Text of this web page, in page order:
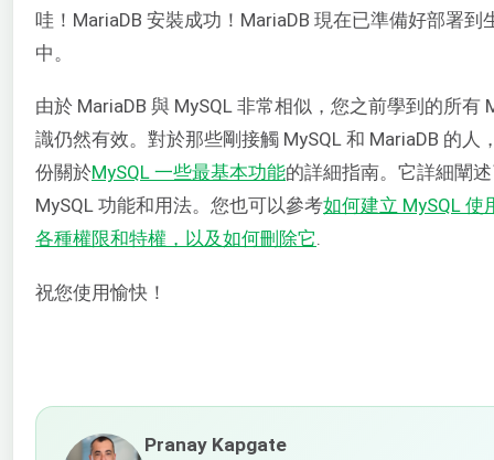
哇！MariaDB 安裝成功！MariaDB 現在已準備好部署到
中。
由於 MariaDB 與 MySQL 非常相似，您之前學到的所有
識仍然有效。對於那些剛接觸 MySQL 和 MariaDB 的人
份關於MySQL 一些最基本功能的詳細指南。它詳細闡
MySQL 功能和用法。您也可以參考如何建立 MySQL 使
各種權限和特權，以及如何刪除它.
祝您使用愉快！
Pranay Kapgate